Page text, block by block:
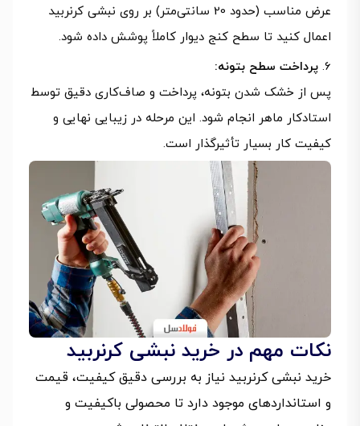
عرض مناسب (حدود 20 سانتی‌متر) بر روی نبشی کرنربید
اعمال کنید تا سطح کنج دیوار کاملاً پوشش داده شود.
پرداخت سطح بتونه:
پس از خشک شدن بتونه، پرداخت و صاف‌کاری دقیق توسط
استادکار ماهر انجام شود. این مرحله در زیبایی نهایی و
کیفیت کار بسیار تأثیرگذار است.
نکات مهم در خرید نبشی کرنربید
خرید نبشی کرنربید نیاز به بررسی دقیق کیفیت، قیمت
و استانداردهای موجود دارد تا محصولی باکیفیت و